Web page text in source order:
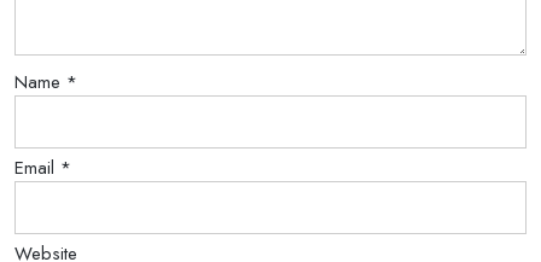
Name *
Email *
Website